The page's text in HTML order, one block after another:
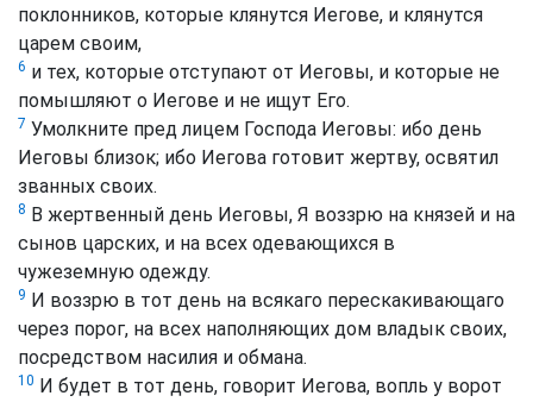
поклонников, которые клянутся Иегове, и клянутся
царем своим,
6 и тех, которые отступают от Иеговы, и которые не
помышляют о Иегове и не ищут Его.
7 Умолкните пред лицем Господа Иеговы: ибо день
Иеговы близок; ибо Иегова готовит жертву, освятил
званных своих.
8 В жертвенный день Иеговы, Я воззрю на князей и на
сынов царских, и на всех одевающихся в
чужеземную одежду.
9 И воззрю в тот день на всякаго перескакивающаго
через порог, на всех наполняющих дом владык своих,
посредством насилия и обмана.
10 И будет в тот день, говорит Иегова, вопль у ворот